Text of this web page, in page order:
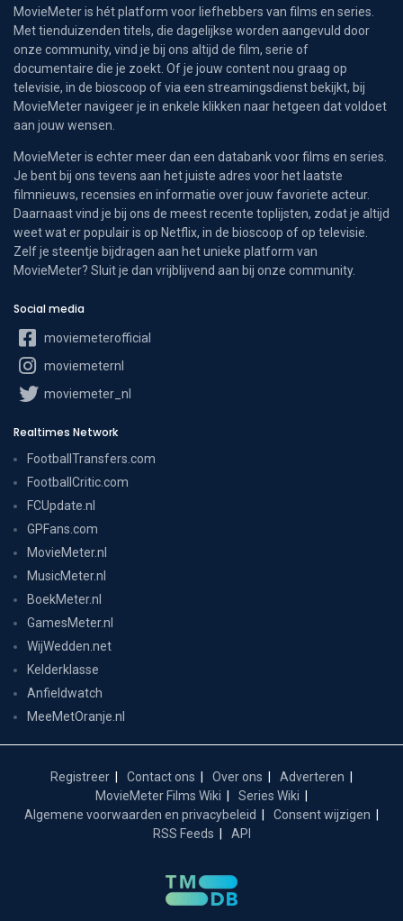
MovieMeter is hét platform voor liefhebbers van films en series.
Met tienduizenden titels, die dagelijkse worden aangevuld door
onze community, vind je bij ons altijd de film, serie of
documentaire die je zoekt. Of je jouw content nou graag op
televisie, in de bioscoop of via een streamingsdienst bekijkt, bij
MovieMeter navigeer je in enkele klikken naar hetgeen dat voldoet
aan jouw wensen.
MovieMeter is echter meer dan een databank voor films en series.
Je bent bij ons tevens aan het juiste adres voor het laatste
filmnieuws, recensies en informatie over jouw favoriete acteur.
Daarnaast vind je bij ons de meest recente toplijsten, zodat je altijd
weet wat er populair is op Netflix, in de bioscoop of op televisie.
Zelf je steentje bijdragen aan het unieke platform van
MovieMeter? Sluit je dan vrijblijvend aan bij onze community.
Social media
moviemeterofficial
moviemeternl
moviemeter_nl
Realtimes Network
FootballTransfers.com
FootballCritic.com
FCUpdate.nl
GPFans.com
MovieMeter.nl
MusicMeter.nl
BoekMeter.nl
GamesMeter.nl
WijWedden.net
Kelderklasse
Anfieldwatch
MeeMetOranje.nl
Registreer Contact ons Over ons
Adverteren
MovieMeter Films Wiki
Series Wiki
Algemene voorwaarden en privacybeleid
Consent wijzigen
RSS Feeds
API